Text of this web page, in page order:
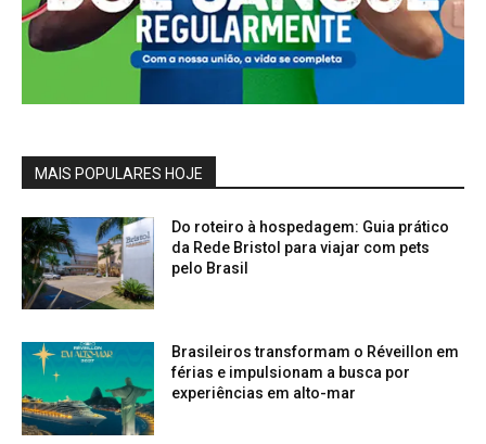
MAIS POPULARES HOJE
Do roteiro à hospedagem: Guia prático
da Rede Bristol para viajar com pets
pelo Brasil
Brasileiros transformam o Réveillon em
férias e impulsionam a busca por
experiências em alto-mar